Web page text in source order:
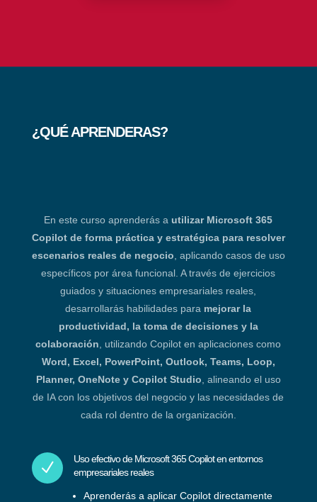
¿QUÉ APRENDERAS?
En este curso aprenderás a utilizar Microsoft 365
Copilot de forma práctica y estratégica para resolver
escenarios reales de negocio , aplicando casos de uso
específicos por área funcional. A través de ejercicios
guiados y situaciones empresariales reales,
desarrollarás habilidades para mejorar la
productividad, la toma de decisiones y la
colaboración , utilizando Copilot en aplicaciones como
Word, Excel, PowerPoint, Outlook, Teams, Loop,
Planner, OneNote y Copilot Studio , alineando el uso
de IA con los objetivos del negocio y las necesidades de
cada rol dentro de la organización.
N
Uso efectivo de Microsoft 365 Copilot en entornos
empresariales reales
Aprenderás a aplicar Copilot directamente